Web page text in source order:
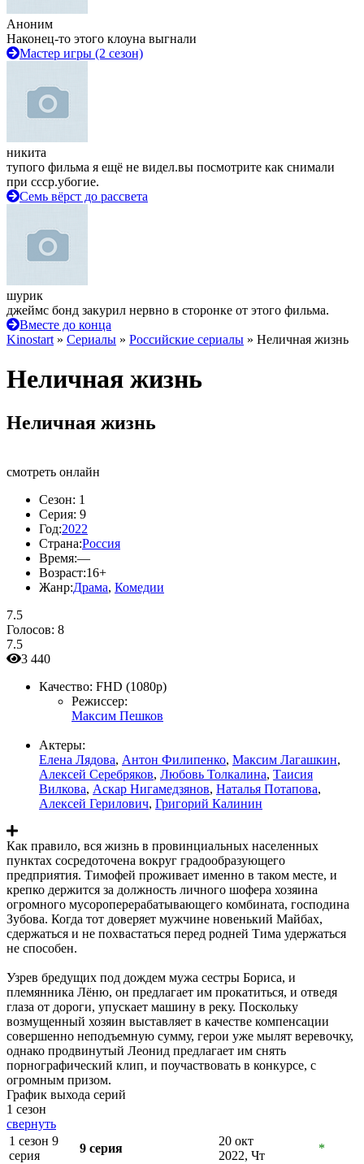
Аноним
Наконец-то этого клоуна выгнали
Мастер игры (2 сезон)
никита
тупого фильма я ещё не видел.вы посмотрите как снимали
при ссср.убогие.
Семь вёрст до рассвета
шурик
джеймс бонд закурил нервно в сторонке от этого фильма.
Вместе до конца
Kinostart » Сериалы » Российские сериалы » Неличная жизнь
Неличная жизнь
Неличная жизнь
смотреть онлайн
Сезон: 1
Серия: 9
Год:2022
Страна:Россия
Время:—
Возраст:16+
Жанр:Драма, Комедии
7.5
Голосов: 8
7.5
3 440
Качество: FHD (1080p)
Режиссер:
Максим Пешков
Актеры:
Елена Лядова, Антон Филипенко, Максим Лагашкин,
Алексей Серебряков, Любовь Толкалина, Таисия
Вилкова, Аскар Нигамедзянов, Наталья Потапова,
Алексей Герилович, Григорий Калинин
Как правило, вся жизнь в провинциальных населенных
пунктах сосредоточена вокруг градообразующего
предприятия. Тимофей проживает именно в таком месте, и
крепко держится за должность личного шофера хозяина
огромного мусороперерабатывающего комбината, господина
Зубова. Когда тот доверяет мужчине новенький Майбах,
сдержаться и не похвастаться перед родней Тима удержаться
не способен.
Узрев бредущих под дождем мужа сестры Бориса, и
племянника Лёню, он предлагает им прокатиться, и отведя
глаза от дороги, упускает машину в реку. Поскольку
возмущенный хозяин выставляет в качестве компенсации
совершенно неподъемную сумму, герои уже мылят веревочку,
однако продвинутый Леонид предлагает им снять
порнографический клип, и поучаствовать в конкурсе, с
огромным призом.
График выхода серий
1 сезон
свернуть
1 сезон 9
серия
9 серия
20 окт
2022, Чт
*